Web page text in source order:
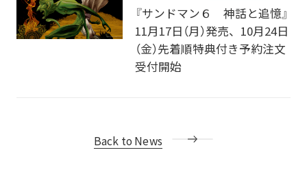
『サンドマン６ 神話と追憶』
11月17日（月）発売、10月24日
（金）先着順特典付き予約注文
受付開始
Back to News